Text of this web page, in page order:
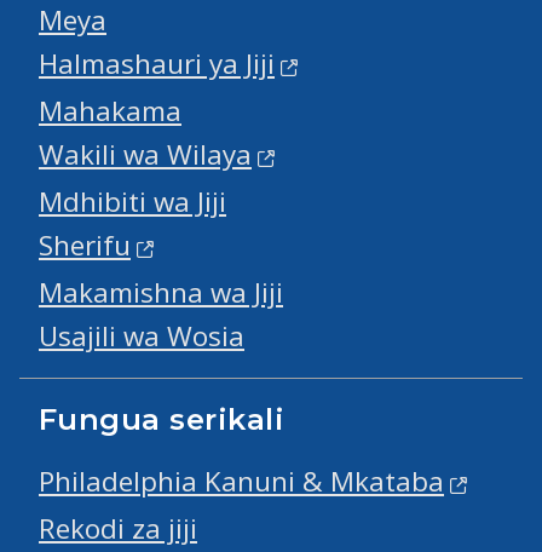
Meya
Halmashauri ya Jiji
Mahakama
Wakili wa Wilaya
Mdhibiti wa Jiji
Sherifu
Makamishna wa Jiji
Usajili wa Wosia
Fungua serikali
Philadelphia Kanuni & Mkataba
Rekodi za jiji